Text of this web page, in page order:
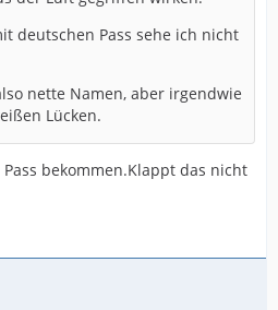
deutschen Pass sehe ich nicht
nette Namen, aber irgendwie
Lücken.
bekommen.Klappt das nicht